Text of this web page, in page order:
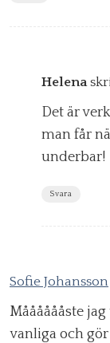
Helena
Det är
man får
underbar!
Svara
Sofie Johansson
Mååååååste
vanliga och